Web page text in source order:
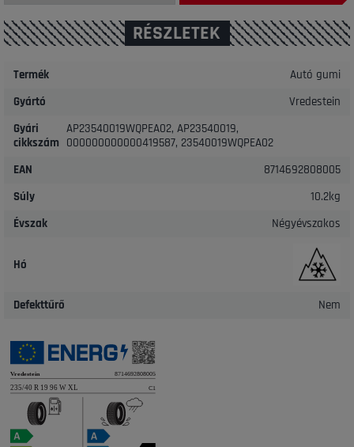
RÉSZLETEK
Termék
Autó gumi
Gyártó
Vredestein
Gyári
cikkszám
AP23540019WQPEA02, AP23540019,
000000000000419587, 23540019WQPEA02
EAN
8714692808005
Súly
10.2kg
Évszak
Négyévszakos
Hó
Defekttűrő Nem